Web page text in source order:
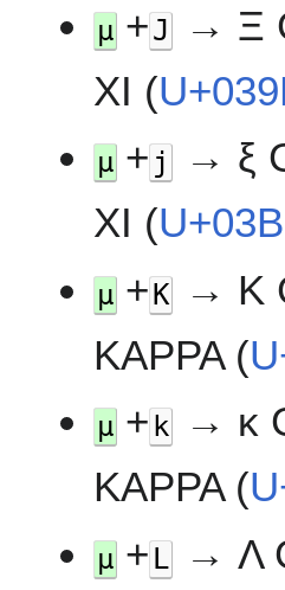
µ +J
→ Ξ
XI (
µ + j
→ ξ
XI (
µ +K
→ Κ
KAPPA (
µ + k
→ κ
KAPPA (
µ +L
→ Λ